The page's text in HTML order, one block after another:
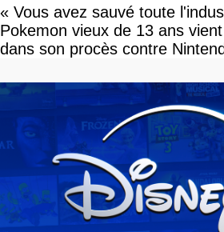
« Vous avez sauvé toute
Pokemon vieux de 13 ans
dans son procès contre